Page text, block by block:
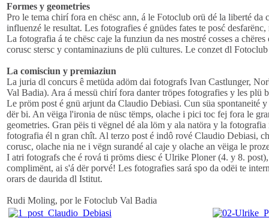
Formes y geometries
Pro le tema chirí fora en chësc ann, á le Fotoclub orü dé la liberté
influenzé le resultat. Les fotografies é gnüdes fates te posć
La fotografia á te chësc caje la funziun da nes mostré cosses a
corusc stersc y contaminaziuns de plü cultures. Le conzet dl
La comisciun y premiaziun
La juria dl concurs ê metüda adöm dai fotografs Ivan Castlunger,
Val Badia). Ara á messü chirí fora danter tröpes fotografies y les plü
Le pröm post é gnü arjunt da Claudio Debiasi. Cun süa spontaneité
dër bi. An vëiga l'ironia de nüsc tëmps, olache i pici toc fej fora le
geometries. Gran pëis ti vëgnel dé ala löm y ala natöra y la
fotografia él n gran chît. Al terzo post é indô rové Claudio Debiasi,
corusc, olache nia ne i vëgn surandé al caje y olache an vëiga le
I atri fotografs che é rová ti pröms diesc é Ulrike Ploner (4. y 8.
complimënt, ai s'á dër porvé! Les fotografies sará spo da odëi te
orars de daurida dl Istitut.
Rudi Moling, por le Fotoclub Val Badia